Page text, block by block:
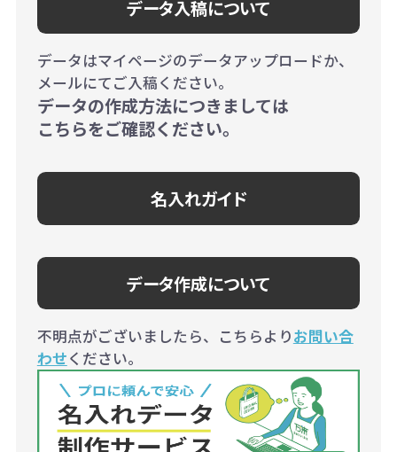
データ入稿について
データはマイページのデータアップロードか、
メールにてご入稿ください。
データの作成方法につきましては
こちらをご確認ください。
名入れガイド
データ作成について
不明点がございましたら、こちらよりお問い合
わせください。